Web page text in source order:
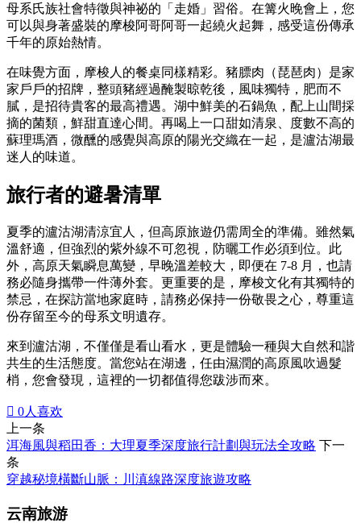
母系氏族社會特徵與神祕的「走婚」習俗。在篝火晚會上，您
可以與身著盛裝的摩梭阿哥阿哥一起繞火起舞，感受這份傳承
千年的原始熱情。
在味覺方面，摩梭人的餐桌同樣精彩。豬膘肉（琵琶肉）是家
家戶戶的招牌，整頭豬經過醃製晾乾後，風味獨特，肥而不
膩，是招待貴客的最高禮遇。湖中鮮美的石鍋魚，配上山間採
摘的菌類，鮮甜直達心間。再喝上一口甜如清泉、度數不高的
蘇理瑪酒，微醺的感覺與高原的陽光交織在一起，是瀘沽湖最
迷人的味道。
旅行者的避暑清單
夏季的瀘沽湖清涼宜人，但高原旅遊仍需周全的準備。雖然氣
溫舒適，但強烈的紫外線不可忽視，防曬工作必須到位。此
外，高原天氣瞬息萬變，早晚溫差較大，即便在 7-8 月，也請
務必隨身攜帶一件薄外套。更重要的是，摩梭文化有其獨特的
禁忌，在探訪當地家庭時，請務必保持一份敬畏之心，尊重這
份存留至今的母系文明遺存。
來到瀘沽湖，不僅僅是看山看水，更是體驗一種與大自然和諧
共生的生活態度。當您站在湖邊，任由濕潤的高原風吹過髮
梢，您會發現，這裡的一切都值得您跋涉而來。
 0人喜欢
上一条
洱海風與稻田香：大理夏季深度旅行計劃與玩法全攻略 下一
条
穿越秘境橫斷山脈：川滇線路深度旅遊攻略
云南旅游